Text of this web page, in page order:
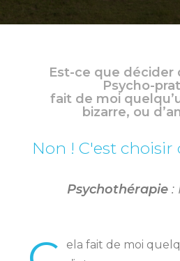
Est-ce que décider
Psycho-
fait de moi
bizarre, ou
Non ! C'est choisir
Psychothérapie:
ela fait de moi